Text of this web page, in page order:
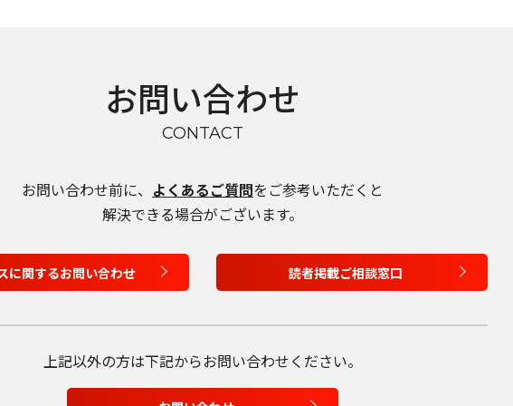
日本語
Tiếng Việt
お問い合わせ
CONTACT
お問い合わせ前に、 よくあるご質問をご参考いただくと
解決できる場合がございます。
に関するお問い合わせ 読者掲載ご相談窓口
上記以外の方は下記からお問い合わせください。